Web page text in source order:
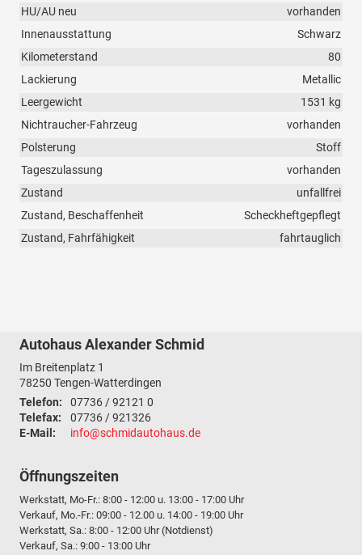
HU/AU neu
vorhanden
Innenausstattung
Schwarz
Kilometerstand
80
Lackierung
Metallic
Leergewicht
1531 kg
Nichtraucher-Fahrzeug
vorhanden
Polsterung
Stoff
Tageszulassung
vorhanden
Zustand
unfallfrei
Zustand, Beschaffenheit
Scheckheftgepflegt
Zustand, Fahrfähigkeit
fahrtauglich
Autohaus Alexander Schmid
Im Breitenplatz 1
78250 Tengen-Watterdingen
Telefon:
07736 / 92121 0
Telefax:
07736 / 921326
E-Mail:
info@schmidautohaus.de
Öffnungszeiten
Werkstatt, Mo-Fr.: 8:00 - 12:00 u. 13:00 - 17:00 Uhr
Verkauf, Mo.-Fr.: 09:00 - 12.00 u. 14:00 - 19:00 Uhr
Werkstatt, Sa.: 8:00 - 12:00 Uhr (Notdienst)
Verkauf, Sa.: 9:00 - 13:00 Uhr